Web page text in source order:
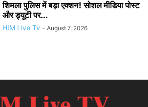
शिमला पुलिस में बड़ा एक्शन! सोशल मीडिया पोस्ट
और ड्यूटी पर...
HIM Live Tv - August 7, 2026